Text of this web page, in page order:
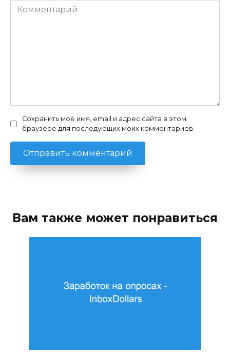
Комментарий
Сохранить моё имя, email и адрес сайта в этом
браузере для последующих моих комментариев.
Вам также может понравиться